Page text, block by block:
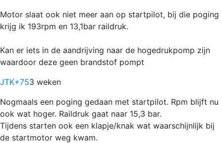
Motor slaat ook niet meer aan op startpilot, bij die poging
krijg ik 193rpm en 13,1bar raildruk.
Kan er iets in de aandrijving naar de hogedrukpomp zijn
waardoor deze geen brandstof pompt
JTK+753 weken
Nogmaals een poging gedaan met startpilot. Rpm blijft nu
ook wat hoger. Raildruk gaat naar 15,3 bar.
Tijdens starten ook een klapje/knak wat waarschijnlijk bij
de startmotor weg kwam.